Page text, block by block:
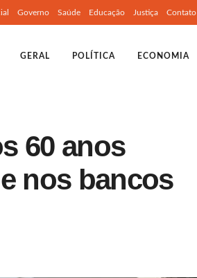
Governo Saúde Educação Justiça Contato
GERAL POLÍTICA ECONOMIA
60 anos
nos bancos